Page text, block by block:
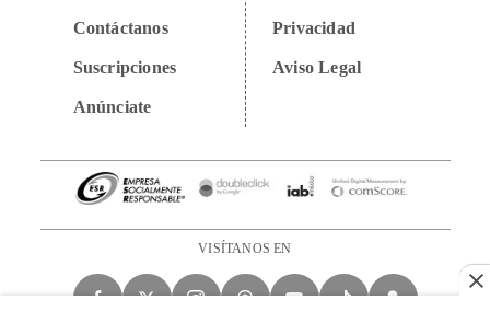
Contáctanos
Suscripciones
Anúnciate
Privacidad
Aviso Legal
VISÍTANOS EN